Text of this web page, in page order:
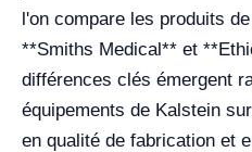
l'on compare les produits
**Smiths Medical** et
différences clés émergent
équipements de Kalstein
en qualité de fabrication et